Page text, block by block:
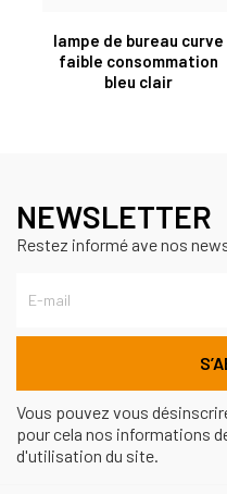
lampe de bureau curve
faible consommation
bleu clair
NEWSLETTER
Restez informé ave nos
Vous pouvez vous
pour cela nos informations
d'utilisation du site.